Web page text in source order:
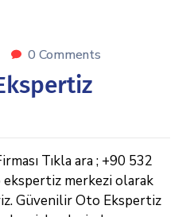
0 Comments
Tıkla ara ; +90 532
merkezi olarak
Güvenilir Oto Ekspertiz